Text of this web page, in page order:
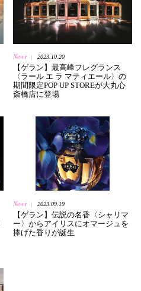
News 2023.10.20
【ゲラン】最高峰フレグランス
〈ラール エ ラ マティエール〉の
期間限定POP UP STOREが大丸心
斎橋店に登場
News | 2023.09.19
【ゲラン】伝説の名香〈シャリマ
ー〉からアイリスにオマージュを
捧げた香りが誕生